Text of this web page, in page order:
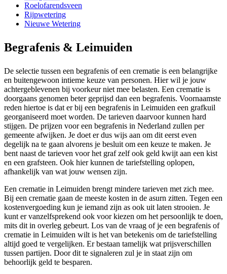
Roelofarendsveen
Rijpwetering
Nieuwe Wetering
Begrafenis & Leimuiden
De selectie tussen een begrafenis of een crematie is een belangrijke
en buitengewoon intieme keuze van personen. Hier wil je jouw
achtergeblevenen bij voorkeur niet mee belasten. Een crematie is
doorgaans genomen beter geprijsd dan een begrafenis. Voornaamste
reden hiertoe is dat er bij een begrafenis in Leimuiden een grafkuil
georganiseerd moet worden. De tarieven daarvoor kunnen hard
stijgen. De prijzen voor een begrafenis in Nederland zullen per
gemeente afwijken. Je doet er dus wijs aan om dit eerst even
degelijk na te gaan alvorens je besluit om een keuze te maken. Je
bent naast de tarieven voor het graf zelf ook geld kwijt aan een kist
en een grafsteen. Ook hier kunnen de tariefstelling oplopen,
afhankelijk van wat jouw wensen zijn.
Een crematie in Leimuiden brengt mindere tarieven met zich mee.
Bij een crematie gaan de meeste kosten in de asurn zitten. Tegen een
kostenvergoeding kun je iemand zijn as ook uit laten strooien. Je
kunt er vanzelfsprekend ook voor kiezen om het persoonlijk te doen,
mits dit in overleg gebeurt. Los van de vraag of je een begrafenis of
crematie in Leimuiden wilt is het van betekenis om de tariefstelling
altijd goed te vergelijken. Er bestaan tamelijk wat prijsverschillen
tussen partijen. Door dit te signaleren zul je in staat zijn om
behoorlijk geld te besparen.